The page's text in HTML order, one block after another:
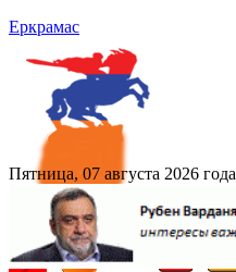
Еркрамас
Пятница, 07 августа 2026 года